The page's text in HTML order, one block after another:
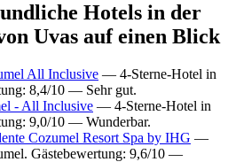
Hotels in der
Uvas auf einen Blick
All Inclusive — 4-Sterne-Hotel in
8,4/10 — Sehr gut.
- All Inclusive — 4-Sterne-Hotel in
9,0/10 — Wunderbar.
Cozumel Resort Spa by IHG —
Gästebewertung: 9,6/10 —